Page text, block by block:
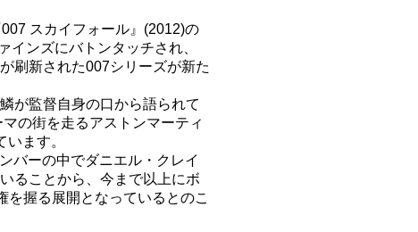
スカイフォール』(2012)の
インズにバトンタッチされ、
刷新された007シリーズが新た
が監督自身の口から語られて
の街を走るアストンマーティ
ます。
バーの中でダニエル・クレイ
ることから、今まで以上にボ
を握る展開となっているとのこ